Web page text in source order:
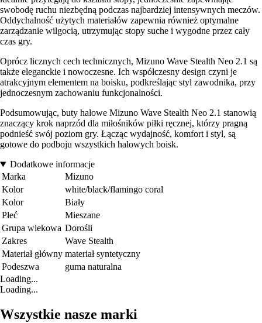
swobodę ruchu niezbędną podczas najbardziej intensywnych meczów.
Oddychalność użytych materiałów zapewnia również optymalne
zarządzanie wilgocią, utrzymując stopy suche i wygodne przez cały
czas gry.
Oprócz licznych cech technicznych, Mizuno Wave Stealth Neo 2.1 są
także eleganckie i nowoczesne. Ich współczesny design czyni je
atrakcyjnym elementem na boisku, podkreślając styl zawodnika, przy
jednoczesnym zachowaniu funkcjonalności.
Podsumowując, buty halowe Mizuno Wave Stealth Neo 2.1 stanowią
znaczący krok naprzód dla miłośników piłki ręcznej, którzy pragną
podnieść swój poziom gry. Łącząc wydajność, komfort i styl, są
gotowe do podboju wszystkich halowych boisk.
Dodatkowe informacje
Marka
Mizuno
Kolor
white/black/flamingo coral
Kolor
Biały
Płeć
Mieszane
Grupa wiekowa Dorośli
Zakres
Wave Stealth
Materiał główny materiał syntetyczny
Podeszwa
guma naturalna
Loading...
Loading...
Wszystkie nasze marki